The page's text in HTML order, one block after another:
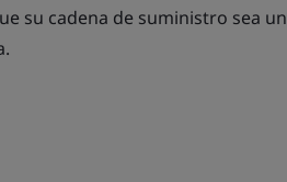
su cadena de suministro sea un